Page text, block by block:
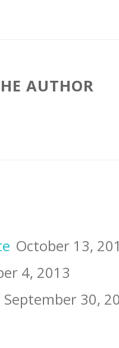
AUTHOR
October 13,
4, 2013
September 30,